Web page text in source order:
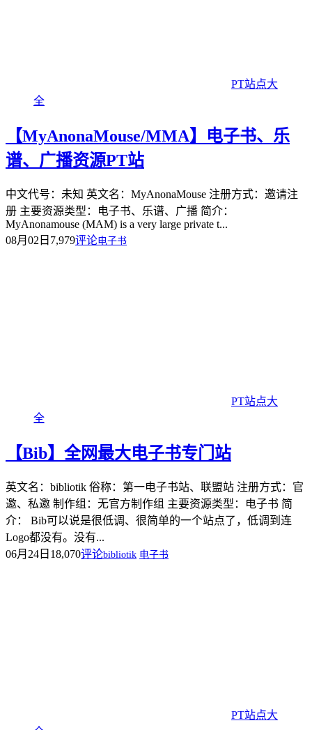
PT站点大
全
【MyAnonaMouse/MMA】电子书、乐
谱、广播资源PT站
中文代号：未知 英文名：MyAnonaMouse 注册方式：邀请注
册 主要资源类型：电子书、乐谱、广播 简介：
MyAnonamouse (MAM) is a very large private t...
08月02日 7,979评论电子书
PT站点大
全
【Bib】全网最大电子书专门站
英文名：bibliotik 俗称：第一电子书站、联盟站 注册方式：官
邀、私邀 制作组：无官方制作组 主要资源类型：电子书 简
介： Bib可以说是很低调、很简单的一个站点了，低调到连
Logo都没有。没有...
06月24日 18,070评论bibliotik 电子书
PT站点大